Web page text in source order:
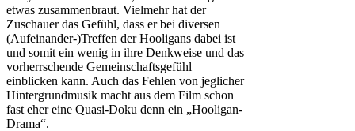
etwas zusammenbraut. Vielmehr hat der
Zuschauer das Gefühl, dass er bei diversen
(Aufeinander-)Treffen der Hooligans dabei ist
und somit ein wenig in ihre Denkweise und das
vorherrschende Gemeinschaftsgefühl
einblicken kann. Auch das Fehlen von jeglicher
Hintergrundmusik macht aus dem Film schon
fast eher eine Quasi-Doku denn ein „Hooligan-
Drama“.